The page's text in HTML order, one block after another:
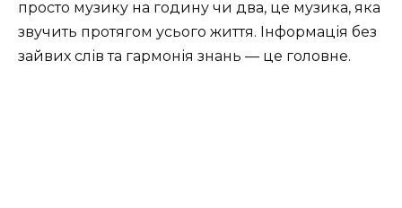
просто музику на годину чи два, це музика, яка
звучить протягом усього життя. Інформація без
зайвих слів та гармонія знань — це головне.